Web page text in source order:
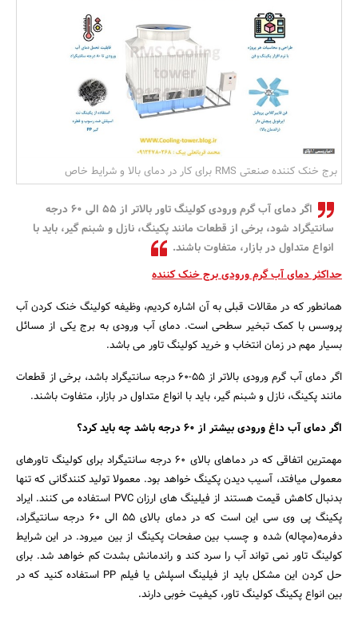
بانک، بیمه و سرمایه
مسکن و ساختمان
جستجو
برج خنک کننده صنعتی RMS برای کار در دمای بالا و شرایط خاص
اگر دمای آب گرم ورودی کولینگ تاور بالاتر از 55 الی 60 درجه
سانتیگراد شود، برخی از قطعات مانند پکینگ، نازل و شبنم گیر، باید با
انواع متداول در بازار، متفاوت باشند.
حداکثر دمای آب گرم ورودی برج خنک کننده
همانطور که در مقالات قبلی به آن اشاره کردیم، وظیفه کولینگ خنک کردن آب
پروسس با کمک تبخیر سطحی است. دمای آب ورودی به برج یکی از مسائل
بسیار مهم در زمان انتخاب و خرید کولینگ تاور می باشد.
اگر دمای آب گرم ورودی بالاتر از 55-60 درجه سانتیگراد باشد، برخی از قطعات
مانند پکینگ، نازل و شبنم گیر، باید با انواع متداول در بازار، متفاوت باشند.
اگر دمای آب داغ ورودی بیشتر از 60 درجه باشد چه باید کرد؟
مهمترین اتفاقی که در دماهای بالای 60 درجه سانتیگراد برای کولینگ تاورهای
معمولی میافتد، آسیب دیدن پکینگ خواهد بود. معمولا تولید کنندگانی که تنها
بدنبال کاهش قیمت هستند از فیلینگ های ارزان PVC استفاده می کنند. ایراد
پکینگ پی وی سی این است که در دمای بالای 55 الی 60 درجه سانتیگراد،
دفرمه(مچاله) شده و چسب بین صفحات پکینگ از بین میرود. در این شرایط
کولینگ تاور نمی تواند آب را سرد کند و راندمانش بشدت کم خواهد شد. برای
حل کردن این مشکل باید از فیلینگ اسپلش یا فیلم PP استفاده کنید که در
بین انواع پکینگ کولینگ تاور، کیفیت خوبی دارند.